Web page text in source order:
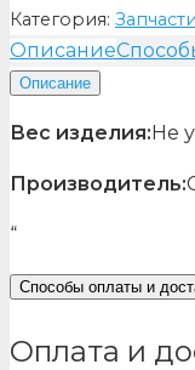
Категория:
Описание
Описание
Вес изделия:Не
Производитель:
“
Способы оплаты и
Оплата и